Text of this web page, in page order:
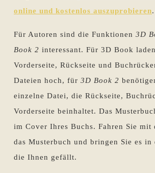
online und kostenlos auszuprobieren.
Für Autoren sind die Funktionen 3D
Book 2 interessant. Für 3D Book
Vorderseite, Rückseite und
Dateien hoch, für 3D Book 2
einzelne Datei, die Rückseite,
Vorderseite beinhaltet. Das
im Cover Ihres Buchs. Fahren Sie mit
das Musterbuch und bringen Sie es in
die Ihnen gefällt.